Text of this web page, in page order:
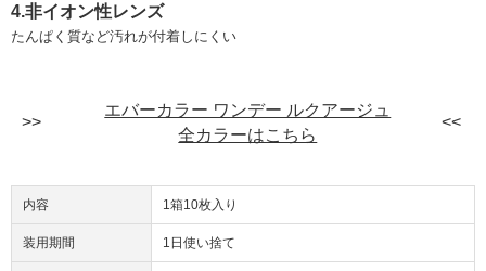
4.非イオン性レンズ
たんぱく質など汚れが付着しにくい
エバーカラー ワンデー ルクアージュ
全カラーはこちら
内容 1箱10枚入り
装用期間 1日使い捨て